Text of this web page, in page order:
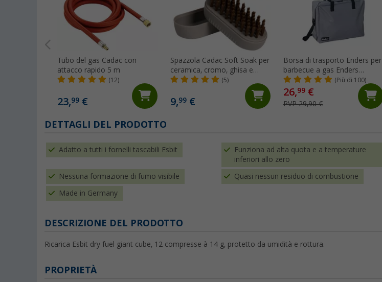
Tubo del gas Cadac con
attacco rapido 5 m
(12)
23,99 €
Spazzola Cadac Soft Soak per
ceramica, cromo, ghisa e
superfici smaltate 12 cm
(5)
9,99 €
Borsa di trasporto Enders per
barbecue a gas Enders
Explorer
(Più di 100)
26,99 €
PVP 29,90 €
DETTAGLI DEL PRODOTTO
Adatto a tutti i fornelli tascabili Esbit
Funziona ad alta quota e a temperature
inferiori allo zero
Nessuna formazione di fumo visibile Quasi nessun residuo di combustione
Made in Germany
DESCRIZIONE DEL PRODOTTO
Ricarica Esbit dry fuel giant cube, 12 compresse à 14 g, protetto da umidità e rottura.
PROPRIETÀ